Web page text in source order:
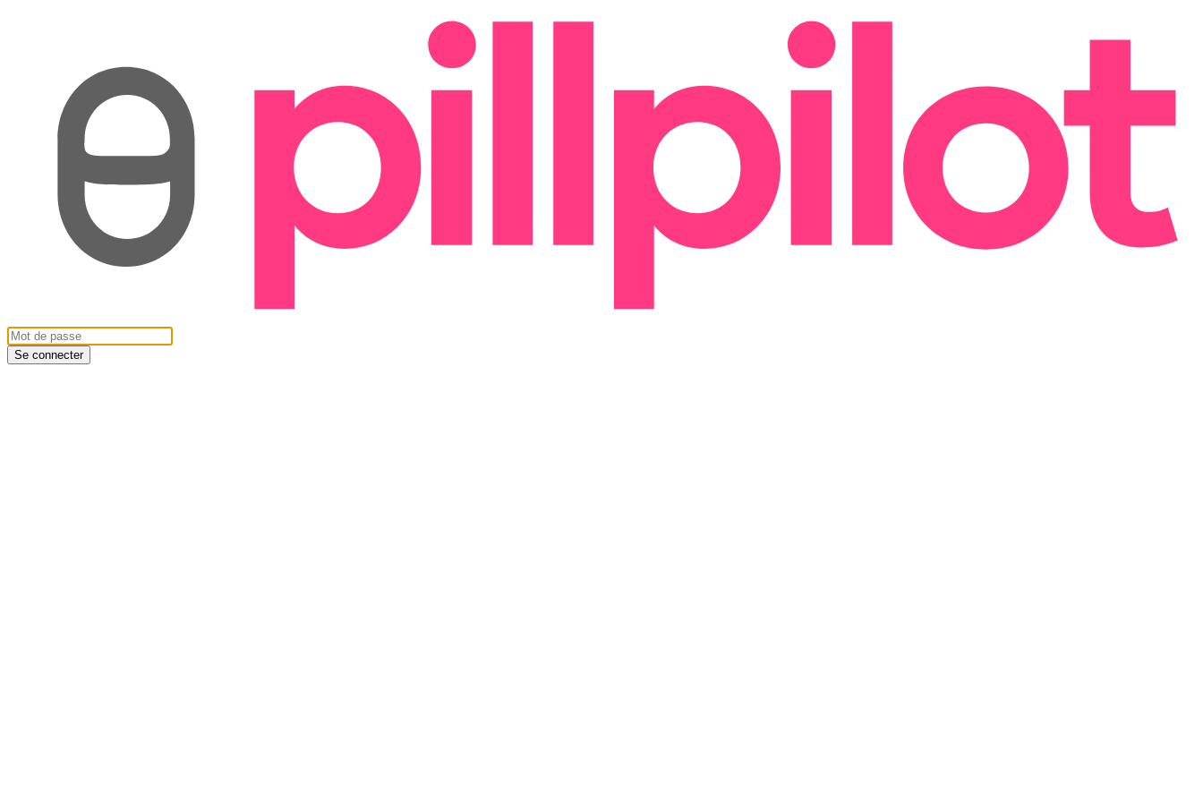
Se connecter